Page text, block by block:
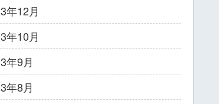
年12月
年10月
年9月
年8月